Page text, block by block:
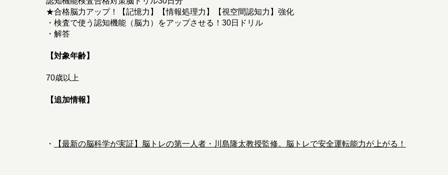
★合格脳力アップ！【記憶力】【情報処理力】【視空間認知力】強化
・検査で使う認知機能（脳力）をアップさせる！30日ドリル
・解答
【対象年齢】
70歳以上
【追加情報】
・ 【最新の脳科学が実証】脳トレの第一人者・川島隆太教授監修。脳トレで安全運転能力が上がる！